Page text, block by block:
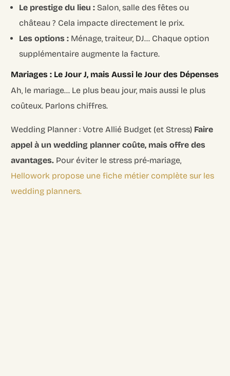
Le prestige du lieu : Salon, salle des fêtes ou
château ? Cela impacte directement le prix.
Les options : Ménage, traiteur, DJ… Chaque option
supplémentaire augmente la facture.
Mariages : Le Jour J, mais Aussi le Jour des Dépenses
Ah, le mariage… Le plus beau jour, mais aussi le plus
coûteux. Parlons chiffres.
Wedding Planner : Votre Allié Budget (et Stress) Faire
appel à un wedding planner coûte, mais offre des
avantages. Pour éviter le stress pré-mariage,
Hellowork propose une fiche métier complète sur les
wedding planners.